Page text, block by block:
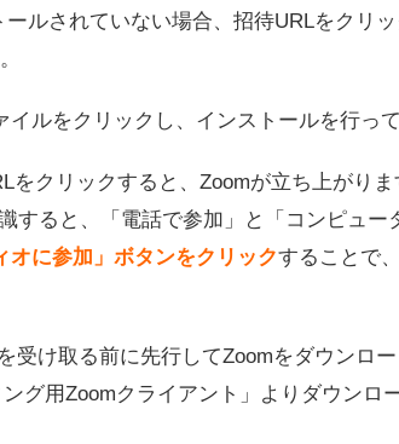
ルされていない場合、招待URLをクリ
ルをクリックし、インストールを行って
クリックすると、Zoomが立ち上がりま
すると、「電話で参加」と「コンピュ
オに参加」ボタンをクリックすることで
受け取る前に先行してZoomをダウンロ
グ用Zoomクライアント」よりダウンロ